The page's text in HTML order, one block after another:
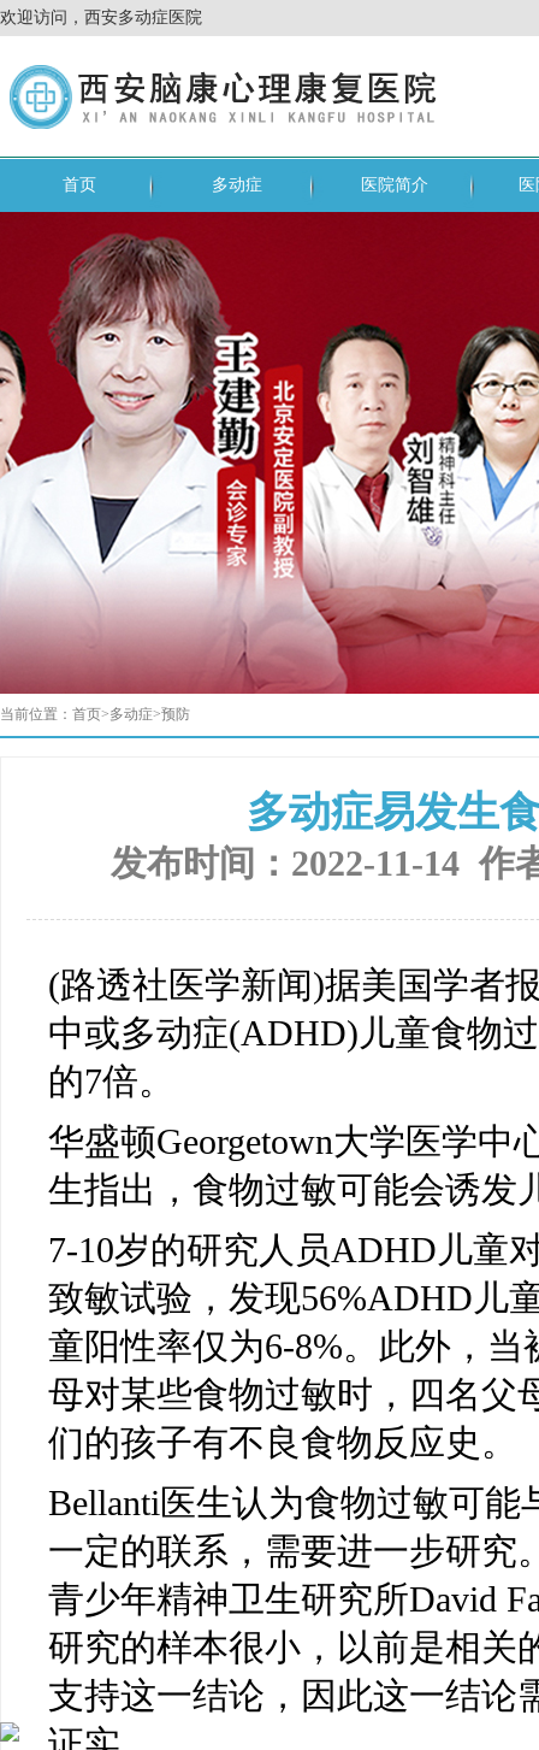
欢迎访问，西安多动症医院
首页 多动症 医院简介
当前位置： 首页>多动症>预防
多动症易发生
发布时间：2022-11-14 作
(路透社医学新闻)据美国学者
中或多动症(ADHD)儿童食物
的7倍。
华盛顿Georgetown大学医学中
生指出，食物过敏可能会诱发
7-10岁的研究人员ADHD儿童
致敏试验，发现56%ADHD儿
童阳性率仅为6-8%。此外，
母对某些食物过敏时，四名父
们的孩子有不良食物反应史。
Bellanti医生认为食物过敏可
一定的联系，需要进一步研究
青少年精神卫生研究所David
研究的样本很小，以前是相关
支持这一结论，因此这一结论